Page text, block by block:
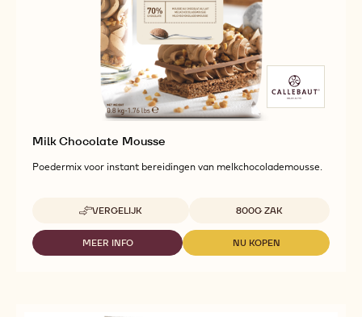
Milk Chocolate Mousse
Poedermix voor instant bereidingen van melkchocolademousse.
VERGELIJK
-
MILK
CHOCOLATE
MOUSSE
Beschikbare maten
800G ZAK
MEER INFO
-
NU KOPEN
-